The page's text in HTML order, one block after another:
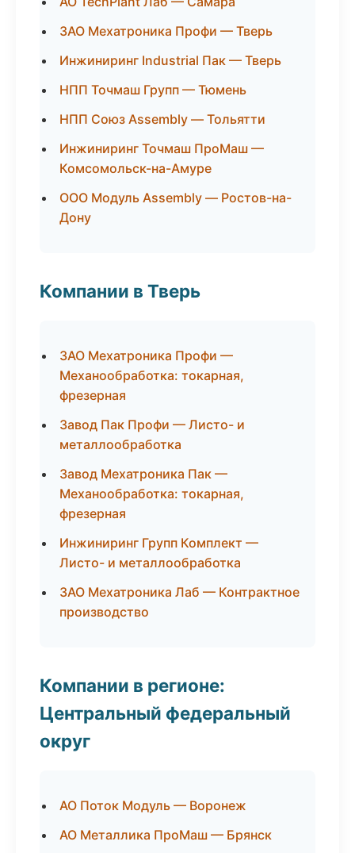
ЗАО Мехатроника Профи — Тверь
Инжиниринг Industrial Пак — Тверь
НПП Точмаш Групп — Тюмень
НПП Союз Assembly — Тольятти
Инжиниринг Точмаш ПроМаш —
Комсомольск-на-Амуре
ООО Модуль Assembly — Ростов-на-
Дону
Компании в Тверь
ЗАО Мехатроника Профи —
Механообработка: токарная,
фрезерная
Завод Пак Профи — Листо- и
металлообработка
Завод Мехатроника Пак —
Механообработка: токарная,
фрезерная
Инжиниринг Групп Комплект —
Листо- и металлообработка
ЗАО Мехатроника Лаб — Контрактное
производство
Компании в регионе:
Центральный федеральный
округ
АО Поток Модуль — Воронеж
АО Металлика ПроМаш — Брянск